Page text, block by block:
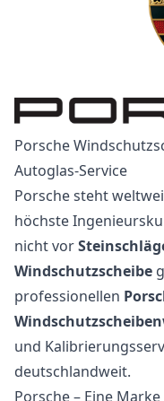
Porsche
Autoglas-Service
Porsche steht
höchste
nicht vor
Windschutzscheibe
professionellen
und
deutschlandweit.
Porsche – Eine